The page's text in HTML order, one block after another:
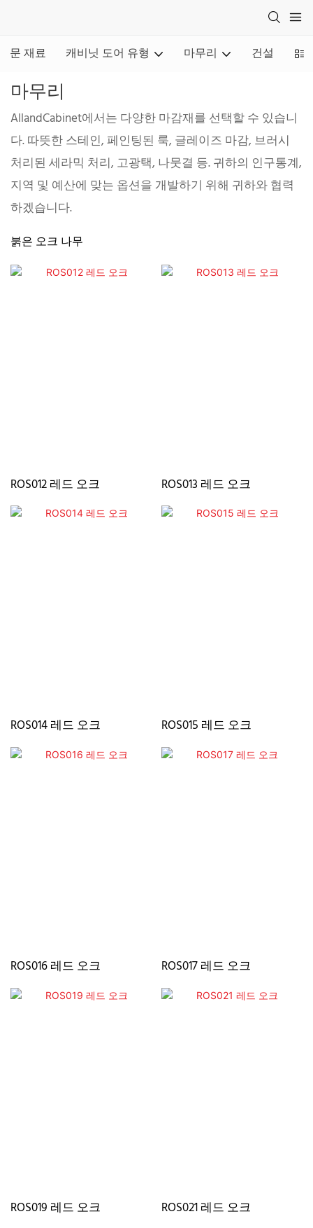
문 재료 캐비닛 도어 유형 마무리 건설 조
마무리
AllandCabinet에서는 다양한 마감재를 선택할 수 있습니
다. 따뜻한 스테인, 페인팅된 룩, 글레이즈 마감, 브러시
처리된 세라믹 처리, 고광택, 나뭇결 등. 귀하의 인구통계,
지역 및 예산에 맞는 옵션을 개발하기 위해 귀하와 협력
하겠습니다.
붉은 오크 나무
ROS012 레드 오크 ROS013 레드 오크
ROS014 레드 오크 ROS015 레드 오크
ROS016 레드 오크 ROS017 레드 오크
ROS019 레드 오크 ROS021 레드 오크